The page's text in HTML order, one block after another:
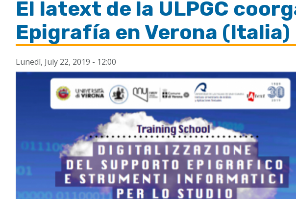
El Iatext de la ULPGC
Epigrafía en Verona (Italia)
Lunedì, July 22, 2019 - 12:00